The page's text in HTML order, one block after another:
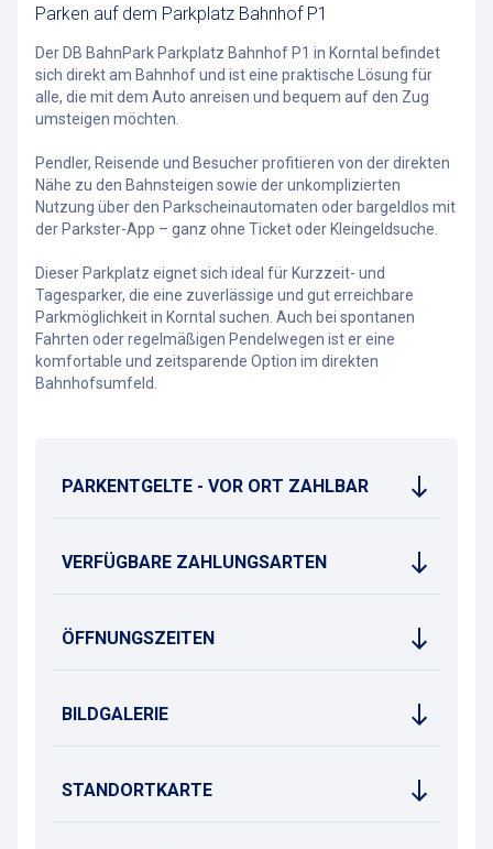
Parken auf dem Parkplatz Bahnhof P1
Der DB BahnPark Parkplatz Bahnhof P1 in Korntal befindet
sich direkt am Bahnhof und ist eine praktische Lösung für
alle, die mit dem Auto anreisen und bequem auf den Zug
umsteigen möchten.
Pendler, Reisende und Besucher profitieren von der direkten
Nähe zu den Bahnsteigen sowie der unkomplizierten
Nutzung über den Parkscheinautomaten oder bargeldlos mit
der Parkster-App – ganz ohne Ticket oder Kleingeldsuche.
Dieser Parkplatz eignet sich ideal für Kurzzeit- und
Tagesparker, die eine zuverlässige und gut erreichbare
Parkmöglichkeit in Korntal suchen. Auch bei spontanen
Fahrten oder regelmäßigen Pendelwegen ist er eine
komfortable und zeitsparende Option im direkten
Bahnhofsumfeld.
PARKENTGELTE - VOR ORT ZAHLBAR
VERFÜGBARE ZAHLUNGSARTEN
ÖFFNUNGSZEITEN
BILDGALERIE
STANDORTKARTE